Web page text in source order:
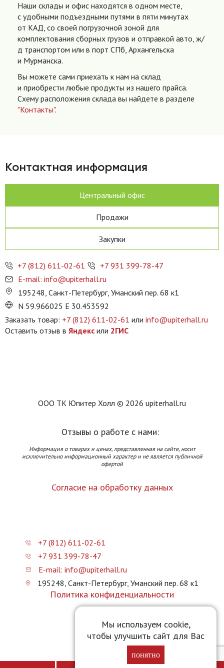
Наши склады и офис находятся в одном месте,
с удобными подъездными путями в пяти минутах
от КАД, со своей погрузочной зоной для
комплектования сборных грузов и отправкой авто, ж/
д транспортом или в порт СПб, Архангельска
и Мурманска.
Вы можете сами приехать к нам на склад
и приобрести любые продукты из нашего прайса.
Схему расположения склада вы найдете в разделе
"Контакты".
Мы используем cookie,
чтобы улучшить сайт для Вас
понятно
Контактная информация
Центральный офис
Продажи
Закупки
+7 (812) 611-02-61
+7 931 399-78-47
E-mail: info@upiterhall.ru
195248, Санкт-Петербург, Уманский пер. 68 к1
N 59.966025 E 30.453592
Заказать товар: +7 (812) 611-02-61 или info@upiterhall.ru
Оставить отзыв в Яндекс или 2ГИС
ООО ТК Юпитер Холл © 2026 upiterhall.ru
Отзывы о работе с нами:
Информация о товарах и ценах, представленная на сайте, носит
исключительно информационный характер и не является публичной
офертой
Согласие на обработку данных
+7 (812) 611-02-61
+7 931 399-78-47
E-mail: info@upiterhall.ru
195248, Санкт-Петербург, Уманский пер. 68 к1
Политика конфиденциальности
Карта сайта
Прайс-лист